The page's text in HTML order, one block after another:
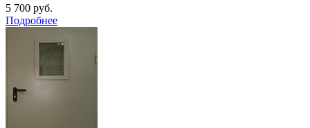
5 700 руб.
Подробнее